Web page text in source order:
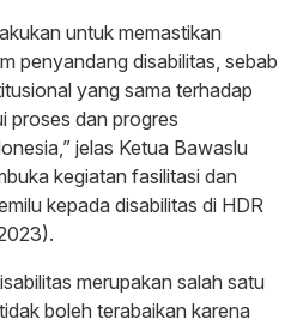
untuk memastikan
penyandang disabilitas, sebab
yang sama terhadap
proses dan progres
jelas Ketua Bawaslu
kegiatan fasilitasi dan
kepada disabilitas di HDR
merupakan salah satu
boleh terabaikan karena